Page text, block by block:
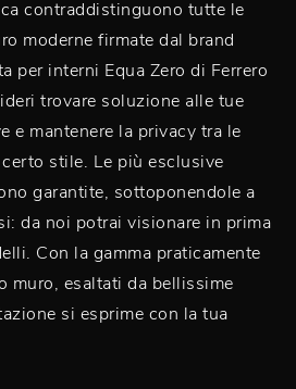
contraddistinguono tutte le
moderne firmate dal brand
per interni Equa Zero di Ferrero
trovare soluzione alle tue
e mantenere la privacy tra le
stile. Le più esclusive
garantite, sottoponendole a
da noi potrai visionare in prima
Con la gamma praticamente
muro, esaltati da bellissime
si esprime con la tua